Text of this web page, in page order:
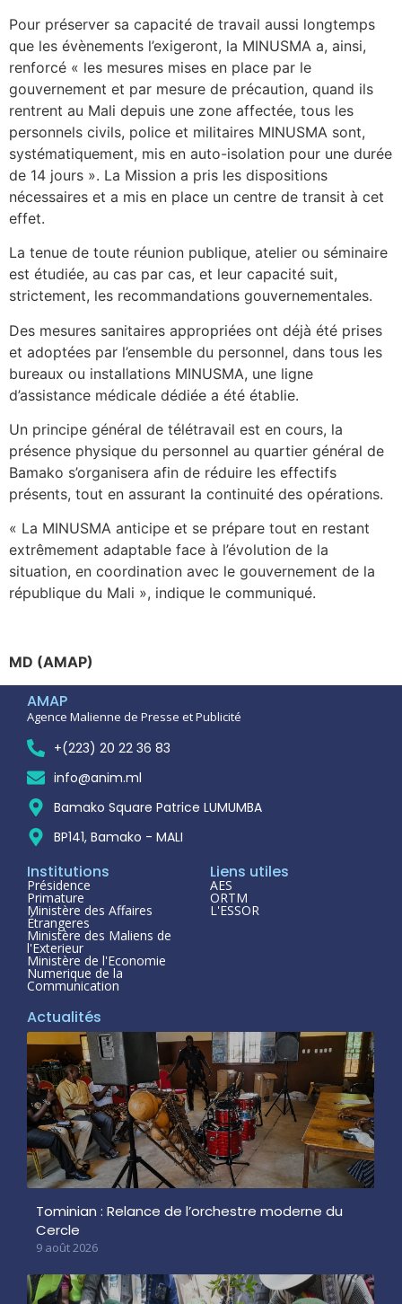
Pour préserver sa capacité de travail aussi longtemps
que les évènements l’exigeront, la MINUSMA a, ainsi,
renforcé « les mesures mises en place par le
gouvernement et par mesure de précaution, quand ils
rentrent au Mali depuis une zone affectée, tous les
personnels civils, police et militaires MINUSMA sont,
systématiquement, mis en auto-isolation pour une durée
de 14 jours ». La Mission a pris les dispositions
nécessaires et a mis en place un centre de transit à cet
effet.
La tenue de toute réunion publique, atelier ou séminaire
est étudiée, au cas par cas, et leur capacité suit,
strictement, les recommandations gouvernementales.
Des mesures sanitaires appropriées ont déjà été prises
et adoptées par l’ensemble du personnel, dans tous les
bureaux ou installations MINUSMA, une ligne
d’assistance médicale dédiée a été établie.
Un principe général de télétravail est en cours, la
présence physique du personnel au quartier général de
Bamako s’organisera afin de réduire les effectifs
présents, tout en assurant la continuité des opérations.
« La MINUSMA anticipe et se prépare tout en restant
extrêmement adaptable face à l’évolution de la
situation, en coordination avec le gouvernement de la
république du Mali », indique le communiqué.
MD (AMAP)
AMAP
Agence Malienne de Presse et Publicité
+(223) 20 22 36 83
info@anim.ml
Bamako Square Patrice LUMUMBA
BP141, Bamako - MALI
Institutions
Présidence
Primature
Ministère des Affaires
Étrangeres
Ministère des Maliens de
l'Exterieur
Ministère de l'Economie
Numerique de la
Communication
Liens utiles
AES
ORTM
L'ESSOR
Actualités
Tominian : Relance de l’orchestre moderne du
Cercle
9 août 2026